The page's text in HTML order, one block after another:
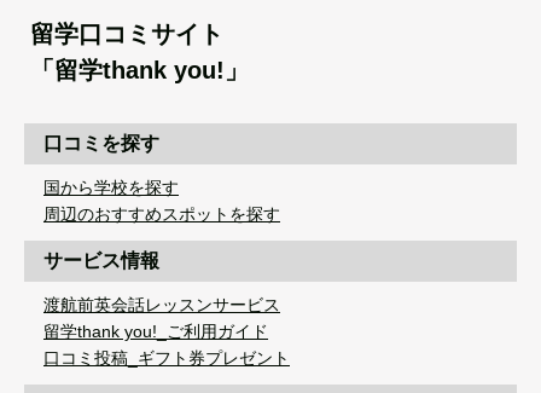
留学口コミサイト
「留学thank you!」
口コミを探す
国から学校を探す
周辺のおすすめスポットを探す
サービス情報
渡航前英会話レッスンサービス
留学thank you!_ご利用ガイド
口コミ投稿_ギフト券プレゼント